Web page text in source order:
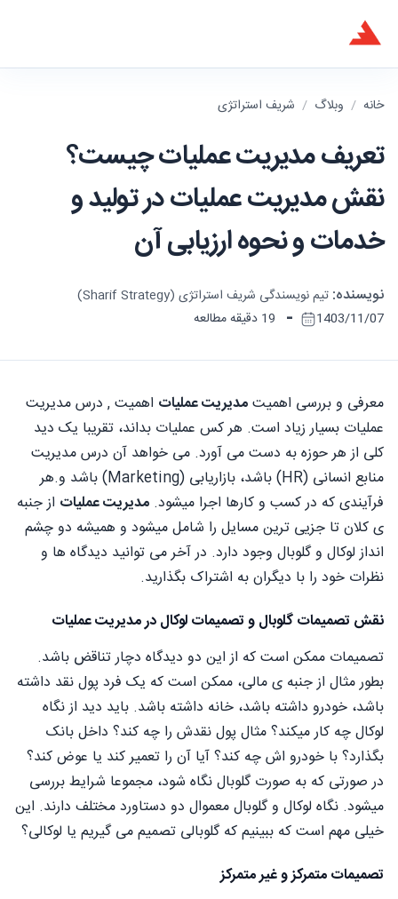
خانه / وبلاگ / شریف استراتژی
تعریف مدیریت عملیات چیست؟
نقش مدیریت عملیات در تولید و
خدمات و نحوه ارزیابی آن
نویسنده: تیم نویسندگی شریف استراتژی (Sharif Strategy)
1403/11/07
- 19 دقیقه مطالعه
معرفی و بررسی اهمیتمدیریت عملیات اهمیت , درس مدیریت
عملیات بسیار زیاد است. هر کس عملیات بداند، تقریبا یک دید
کلی از هر حوزه به دست می آورد. می خواهد آن درس مدیریت
منابع انسانی (HR) باشد، بازاریابی (Marketing) باشد و.هر
فرآیندی که در کسب و کارها اجرا میشود. مدیریت عملیات از جنبه
ی کلان تا جزیی ترین مسایل را شامل میشود و همیشه دو چشم
انداز لوکال و گلوبال وجود دارد. در آخر می توانید دیدگاه ها و
نظرات خود را با دیگران به اشتراک بگذارید.
نقش تصمیمات گلوبال و تصمیمات لوکال در مدیریت عملیات
تصمیمات ممکن است که از این دو دیدگاه دچار تناقض باشد.
بطور مثال از جنبه ی مالی، ممکن است که یک فرد پول نقد داشته
باشد، خودرو داشته باشد، خانه داشته باشد. باید دید از نگاه
لوکال چه کار میکند؟ مثال پول نقدش را چه کند؟ داخل بانک
بگذارد؟ با خودرو اش چه کند؟ آیا آن را تعمیر کند یا عوض کند؟
در صورتی که به صورت گلوبال نگاه شود، مجموعا شرایط بررسی
میشود. نگاه لوکال و گلوبال معموال دو دستاورد مختلف دارند. این
خیلی مهم است که ببینیم که گلوبالی تصمیم می گیریم یا لوکالی؟
تصمیمات متمرکز و غیر متمرکز